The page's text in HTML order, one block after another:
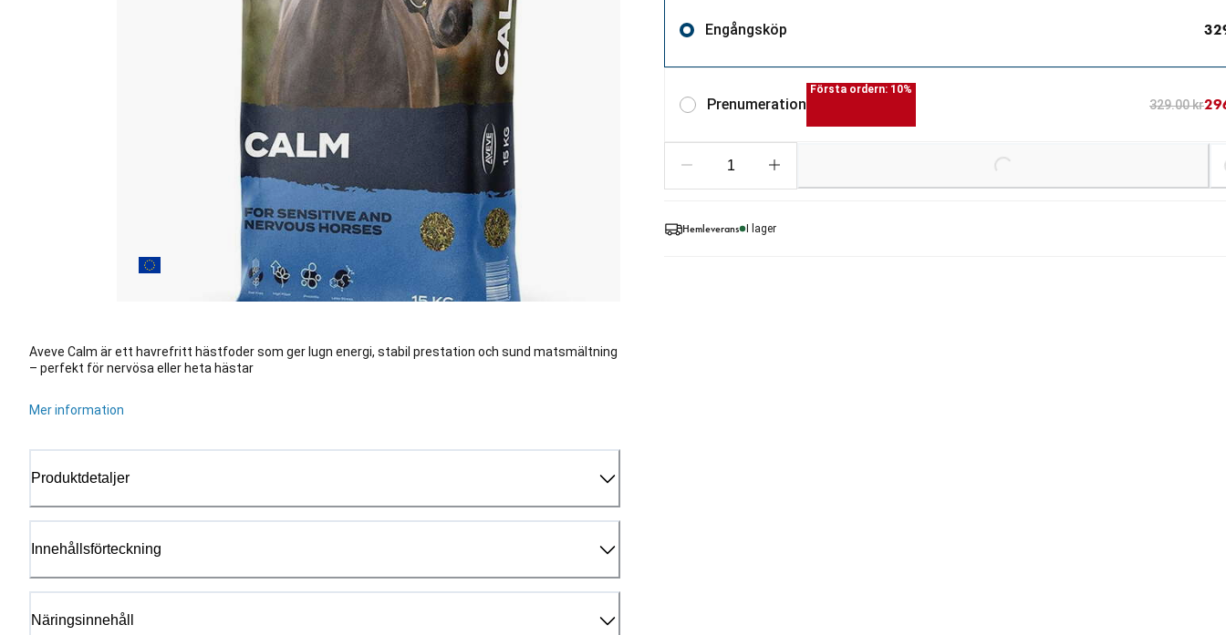
Aveve Calm är ett havrefritt hästfoder som ger lugn energi, stabil prestation och sund matsmältning
– perfekt för nervösa eller heta hästar
Mer information
Produktdetaljer
Innehållsförteckning
Näringsinnehåll
Engångsköp
Prenumeration
Första ordern: 10%
329.00 kr
Loading...
Hemleverans I lager